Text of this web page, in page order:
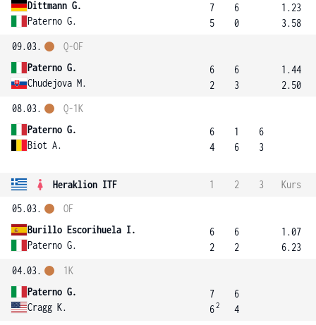
Dittmann G.
Paterno G.
7
5
6
0
1.23
3.58
09.03.
Paterno G.
Chudejova M.
Q-OF
6
2
6
3
1.44
2.50
08.03.
Paterno G.
Biot A.
Q-1K
6
4
1
6
6
3
Heraklion ITF 1 2 3
Kurs
05.03.
Burillo Escorihuela I.
Paterno G.
OF
6
2
6
2
1.07
6.23
04.03.
Paterno G.
Cragg K.
1K
7
62
6
4